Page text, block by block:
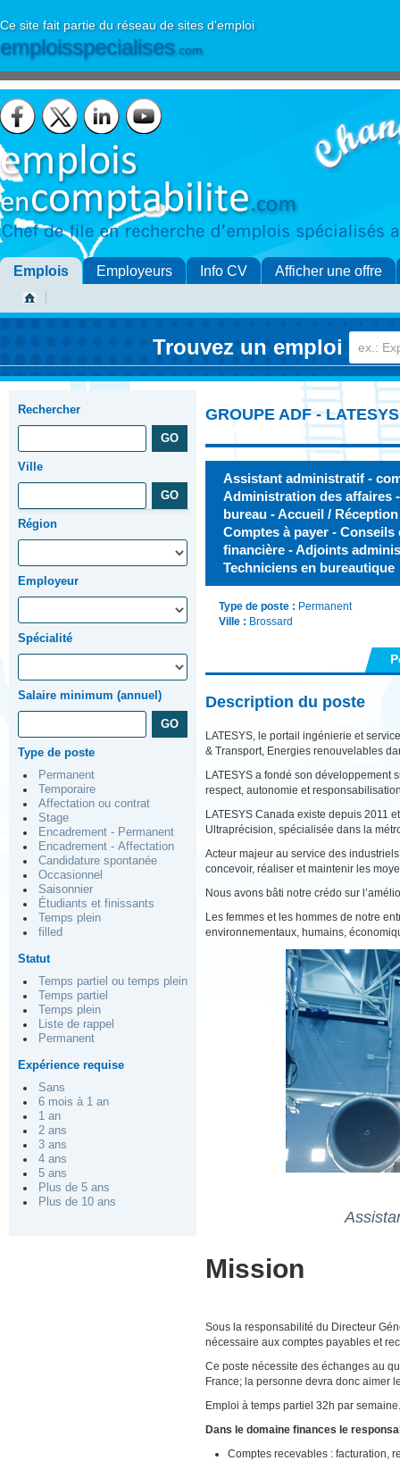
Ce site fait partie du réseau de sites d'emploi
emploisspecialises.com
Emplois Employeurs Info CV Afficher une offre
Trouvez un emploi
Rechercher
Ville
Région
Employeur
Spécialité
Salaire minimum (annuel)
Type de poste
Permanent
Temporaire
Affectation ou contrat
Stage
Encadrement - Permanent
Encadrement - Affectation
Candidature spontanée
Occasionnel
Saisonnier
Étudiants et finissants
Temps plein
filled
Statut
Temps partiel ou temps plein
Temps partiel
Temps plein
Liste de rappel
Permanent
Expérience requise
Sans
6 mois à 1 an
1 an
2 ans
3 ans
4 ans
5 ans
Plus de 5 ans
Plus de 10 ans
GROUPE ADF -
Assistant administratif -
Administration des affaires
bureau - Accueil /
Comptes à payer -
financière - Adjoints
Techniciens en bureautique
Type de poste : Permanent
Ville : Brossard
Description du poste
LATESYS, le portail ingénierie et
& Transport, Energies renouvelables
LATESYS a fondé son développement
respect, autonomie et
LATESYS Canada existe depuis 2011
Ultraprécision, spécialisée dans la
Acteur majeur au service des
concevoir, réaliser et maintenir les
Nous avons bâti notre crédo sur
Les femmes et les hommes de notre
environnementaux, humains,
Mission
Sous la responsabilité du Directeur
nécessaire aux comptes payables et
Ce poste nécessite des échanges au
France; la personne devra donc aimer
Emploi à temps partiel 32h par semaine.
Dans le domaine finances le
Comptes recevables : facturation,